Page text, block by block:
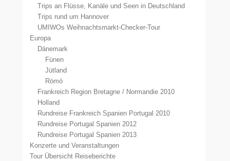
Trips an Flüsse, Kanäle und Seen in Deutschland
Trips rund um Hannover
UMIWOs Weihnachtsmarkt-Checker-Tour
Europa
Dänemark
Fünen
Jütland
Römö
Frankreich Region Bretagne / Normandie 2010
Holland
Rundreise Frankreich Spanien Portugal 2010
Rundreise Portugal Spanien 2012
Rundreise Portugal Spanien 2013
Konzerte und Veranstaltungen
Tour Übersicht Reiseberichte